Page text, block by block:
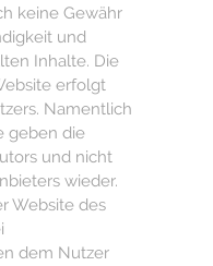
keine Gewähr
und
Inhalte. Die
erfolgt
Namentlich
geben die
und nicht
wieder.
Website des
dem Nutzer